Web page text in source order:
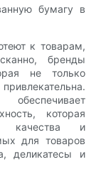
бумагу в
к товарам,
бренды
не только
которая
качества и
для товаров
деликатесы и